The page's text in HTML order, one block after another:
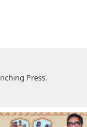
Press.